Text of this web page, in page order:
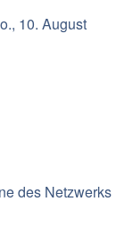
10. August
des Netzwerks